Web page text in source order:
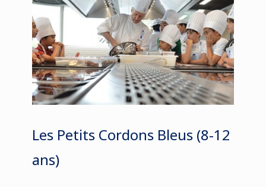
Les Petits Cordons Bleus (8-12
ans)